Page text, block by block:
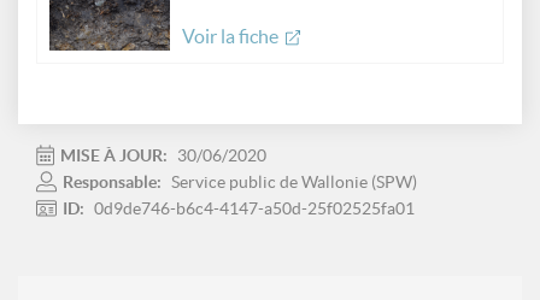
Voir la fiche
MISE À JOUR:
30/06/2020
Responsable: Service public de Wallonie (SPW)
ID: 0d9de746-b6c4-4147-a50d-25f02525fa01